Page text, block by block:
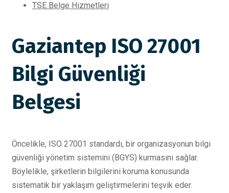
TSE Belge Hizmetleri
Gaziantep ISO 27001
Bilgi Güvenliği
Belgesi
Öncelikle, ISO 27001 standardı, bir organizasyonun bilgi
güvenliği yönetim sistemini (BGYS) kurmasını sağlar.
Böylelikle, şirketlerin bilgilerini koruma konusunda
sistematik bir yaklaşım geliştirmelerini teşvik eder.